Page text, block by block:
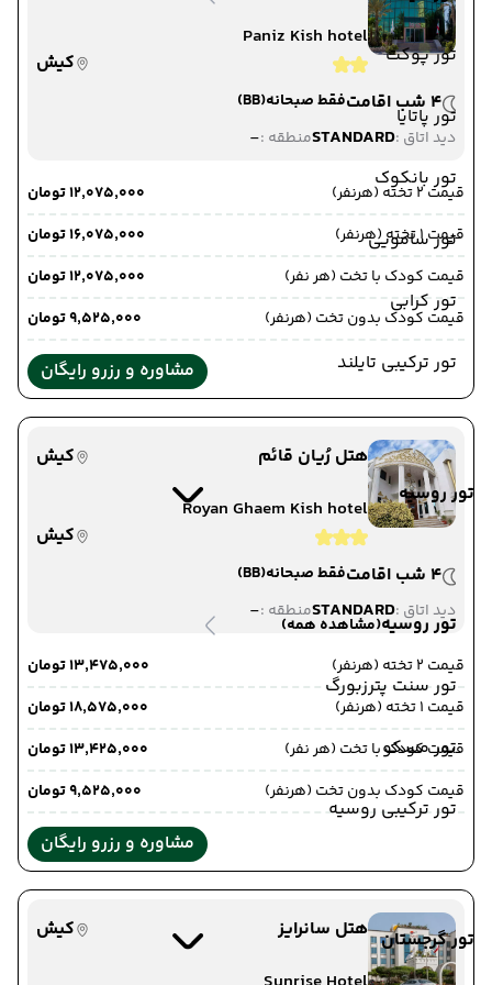
تور پوکت
تور پاتایا
تور بانکوک
تور سامویی
تور کرابی
تور ترکیبی تایلند
تور روسیه
تور روسیه(مشاهده همه)
تور سنت پترزبورگ
تور مسکو
تور ترکیبی روسیه
تور گرجستان
Paniz Kish hotel
کیش
4 شب اقامت
فقط صبحانه(BB)
دید اتاق :STANDARDمنطقه :-
قیمت 2 تخته (هرنفر)
۱۲٬۰۷۵٬۰۰۰ تومان
قیمت 1 تخته (هرنفر)
۱۶٬۰۷۵٬۰۰۰ تومان
قیمت کودک با تخت (هر نفر)
۱۲٬۰۷۵٬۰۰۰ تومان
قیمت کودک بدون تخت (هرنفر)
۹٬۵۲۵٬۰۰۰ تومان
مشاوره و رزرو رایگان
هتل رُیان قائم
کیش
Royan Ghaem Kish hotel
کیش
4 شب اقامت
فقط صبحانه(BB)
دید اتاق :STANDARDمنطقه :-
قیمت 2 تخته (هرنفر)
۱۳٬۴۷۵٬۰۰۰ تومان
قیمت 1 تخته (هرنفر)
۱۸٬۵۷۵٬۰۰۰ تومان
قیمت کودک با تخت (هر نفر)
۱۳٬۴۲۵٬۰۰۰ تومان
قیمت کودک بدون تخت (هرنفر)
۹٬۵۲۵٬۰۰۰ تومان
مشاوره و رزرو رایگان
هتل سانرایز
کیش